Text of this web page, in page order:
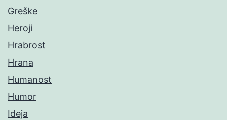
Greške
Heroji
Hrabrost
Hrana
Humanost
Humor
Ideja